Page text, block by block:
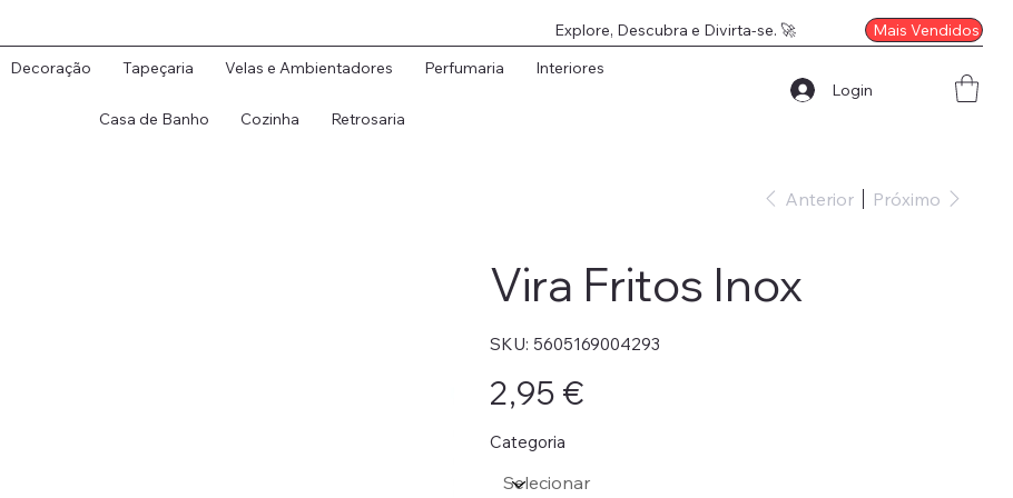
Explore, Descubra e Divirta-se. 🚀
Mais Vendidos
Decoração Tapeçaria Velas e Ambientadores Perfumaria Interiores
Casa de Banho Cozinha Retrosaria
Login
Anterior Próximo
Vira Fritos Inox
SKU: SKU
5605169004293
5605169004293
2,95 €
Categoria